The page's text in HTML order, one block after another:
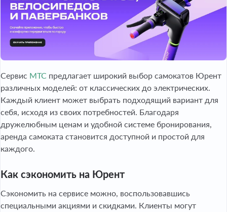
Сервис МТС предлагает широкий выбор самокатов Юрент
различных моделей: от классических до электрических.
Каждый клиент может выбрать подходящий вариант для
себя, исходя из своих потребностей. Благодаря
дружелюбным ценам и удобной системе бронирования,
аренда самоката становится доступной и простой для
каждого.
Как сэкономить на Юрент
Сэкономить на сервисе можно, воспользовавшись
специальными акциями и скидками. Клиенты могут